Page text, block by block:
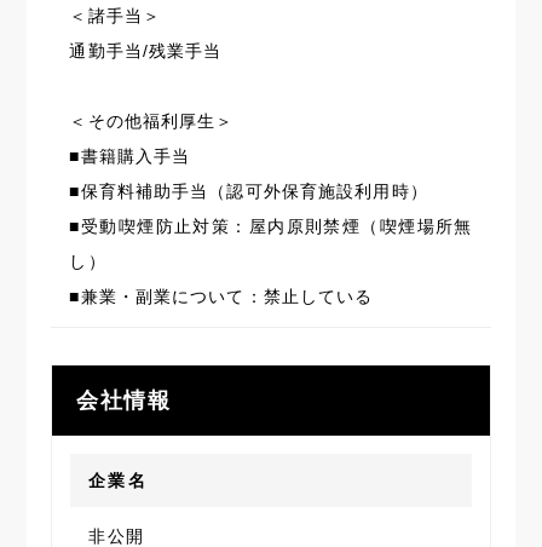
＜諸手当＞
通勤手当/残業手当
＜その他福利厚生＞
■書籍購入手当
■保育料補助手当（認可外保育施設利用時）
■受動喫煙防止対策：屋内原則禁煙（喫煙場所無
し）
■兼業・副業について：禁止している
会社情報
企業名
非公開